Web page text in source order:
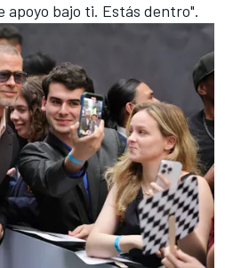
apoyo bajo ti. Estás dentro".